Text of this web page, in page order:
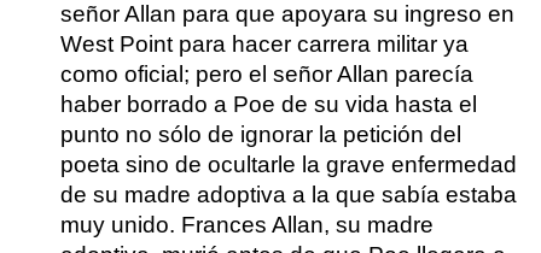
señor Allan para que apoyara su ingreso en
West Point para hacer carrera militar ya
como oficial; pero el señor Allan parecía
haber borrado a Poe de su vida hasta el
punto no sólo de ignorar la petición del
poeta sino de ocultarle la grave enfermedad
de su madre adoptiva a la que sabía estaba
muy unido. Frances Allan, su madre